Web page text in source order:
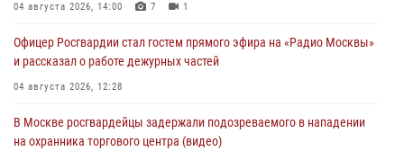
04 августа 2026, 14:00 7 1
Офицер Росгвардии стал гостем прямого эфира на «Радио Москвы»
и рассказал о работе дежурных частей
04 августа 2026, 12:28
В Москве росгвардейцы задержали подозреваемого в нападении
на охранника торгового центра (видео)